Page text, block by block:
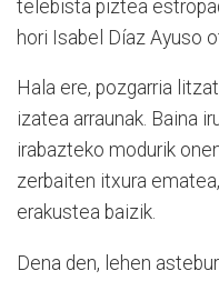
telebista piztea
hori Isabel Díaz Ayuso
Hala ere, pozgarria
izatea arraunak. Baina
irabazteko modurik
zerbaiten itxura
erakustea baizik.
Dena den, lehen